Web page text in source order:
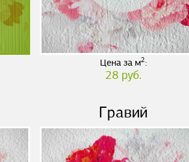
Цена за м2:
28 руб.
Гравий